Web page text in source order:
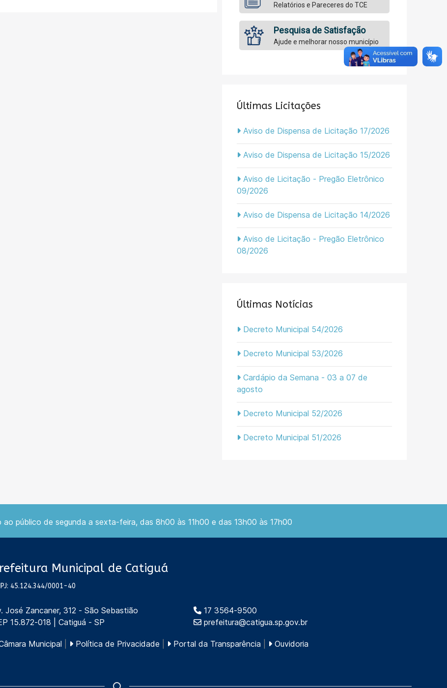
Relatórios e Pareceres do TCE
Pesquisa de Satisfação
Ajude e melhorar nosso município
Últimas Licitações
Aviso de Dispensa de Licitação 17/2026
Aviso de Dispensa de Licitação 15/2026
Aviso de Licitação - Pregão Eletrônico
09/2026
Aviso de Dispensa de Licitação 14/2026
Aviso de Licitação - Pregão Eletrônico
08/2026
Últimas Notícias
Decreto Municipal 54/2026
Decreto Municipal 53/2026
Cardápio da Semana - 03 a 07 de
agosto
Decreto Municipal 52/2026
Decreto Municipal 51/2026
público de segunda a sexta-feira, das 8h00 às 11h00 e das 13h00 às 17h00
Municipal de Catiguá
45.124.344/0001-40
José Zancaner, 312 - São Sebastião
15.872-018 | Catiguá - SP
17 3564-9500
prefeitura@catigua.sp.gov.br
Municipal Política de Privacidade Portal da Transparência Ouvidoria